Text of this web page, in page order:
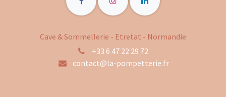
Cave & Sommellerie - Etretat - Normandie
+33 6 47 22 29 72
contact@la-pompetterie.fr